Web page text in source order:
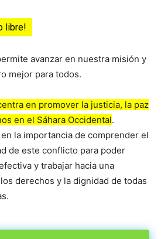
libre!
avanzar en nuestra misión y
mejor para todos.
en promover la justicia, la paz
en el Sáhara Occidental.
la importancia de comprender el
de este conflicto para poder
y trabajar hacia una
derechos y la dignidad de todas